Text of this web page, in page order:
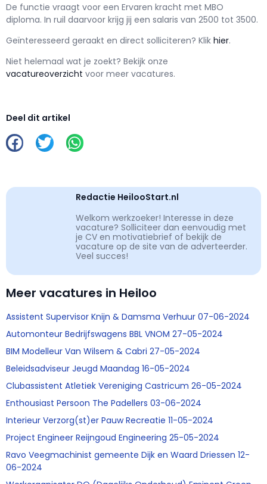
De functie vraagt voor een Ervaren kracht met MBO
diploma. In ruil daarvoor krijg jij een salaris van 2500 tot 3500.
Geïnteresseerd geraakt en direct solliciteren? Klik hier.
Niet helemaal wat je zoekt? Bekijk onze
vacatureoverzicht voor meer vacatures.
Deel dit artikel
Redactie HeilooStart.nl
Welkom werkzoeker! Interesse in deze
vacature? Solliciteer dan eenvoudig met
je CV en motivatiebrief of bekijk de
vacature op de site van de adverteerder.
Veel succes!
Meer vacatures in Heiloo
Assistent Supervisor Knijn & Damsma Verhuur 07-06-2024
Automonteur Bedrijfswagens BBL VNOM 27-05-2024
BIM Modelleur Van Wilsem & Cabri 27-05-2024
Beleidsadviseur Jeugd Maandag 16-05-2024
Clubassistent Atletiek Vereniging Castricum 26-05-2024
Enthousiast Persoon The Padellers 03-06-2024
Interieur Verzorg(st)er Pauw Recreatie 11-05-2024
Project Engineer Reijngoud Engineering 25-05-2024
Ravo Veegmachinist gemeente Dijk en Waard Driessen 12-
06-2024